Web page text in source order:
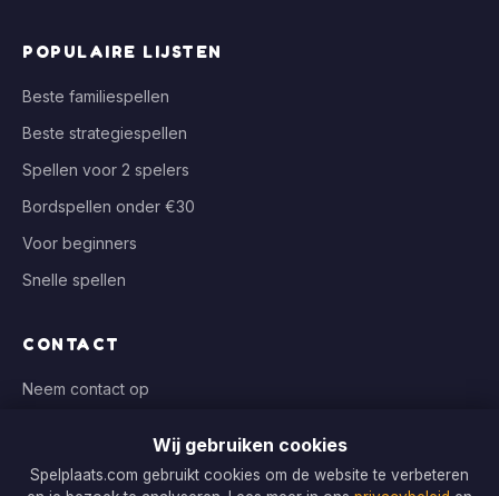
POPULAIRE LIJSTEN
Beste familiespellen
Beste strategiespellen
Spellen voor 2 spelers
Bordspellen onder €30
Voor beginners
Snelle spellen
CONTACT
Neem contact op
WIJ VERGELIJKEN BIJ
Wij gebruiken cookies
Spelplaats.com gebruikt cookies om de website te verbeteren